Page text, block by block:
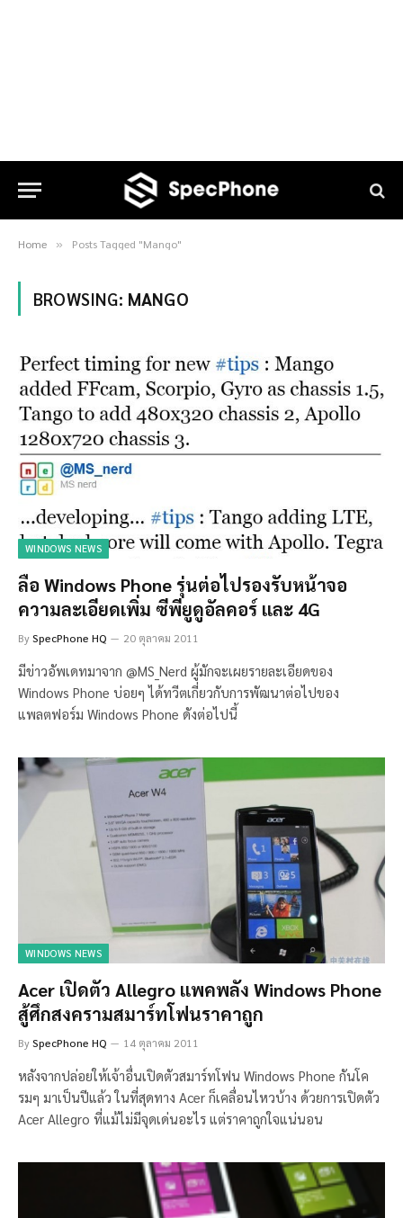
Home » Posts Tagged "Mango"
BROWSING: MANGO
WINDOWS NEWS
ลือ Windows Phone รุ่นต่อไปรองรับหน้าจอ
ความละเอียดเพิ่ม ซีพียูดูอัลคอร์ และ 4G
BySpecPhone HQ 20 ตุลาคม 2011
มีข่าวอัพเดทมาจาก @MS_Nerd ผู้มักจะเผยรายละเอียดของ
Windows Phone บ่อยๆ ได้ทวีตเกี่ยวกับการพัฒนาต่อไปของ
แพลตฟอร์ม Windows Phone ดังต่อไปนี้
WINDOWS NEWS
Acer เปิดตัว Allegro แพคพลัง Windows Phone
สู้ศึกสงครามสมาร์ทโฟนราคาถูก
BySpecPhone HQ 14 ตุลาคม 2011
หลังจากปล่อยให้เจ้าอื่นเปิดตัวสมาร์ทโฟน Windows Phone กันโค
รมๆ มาเป็นปีแล้ว ในที่สุดทาง Acer ก็เคลื่อนไหวบ้าง ด้วยการเปิดตัว
Acer Allegro ที่แม้ไม่มีจุดเด่นอะไร แต่ราคาถูกใจแน่นอน